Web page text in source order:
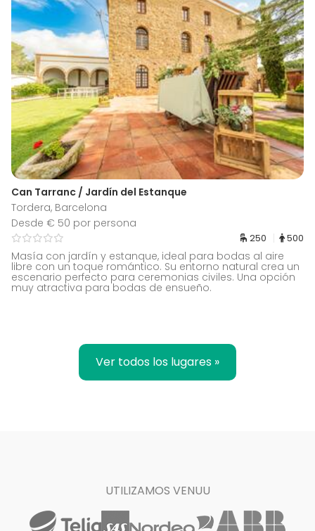
Can Tarranc / Jardín del Estanque
Tordera, Barcelona
Desde € 50 por persona
250 500
Masía con jardín y estanque, ideal para bodas al aire
libre con un toque romántico. Su entorno natural crea un
escenario perfecto para ceremonias civiles. Una opción
muy atractiva para bodas de ensueño.
Ver todos los lugares »
UTILIZAMOS VENUU